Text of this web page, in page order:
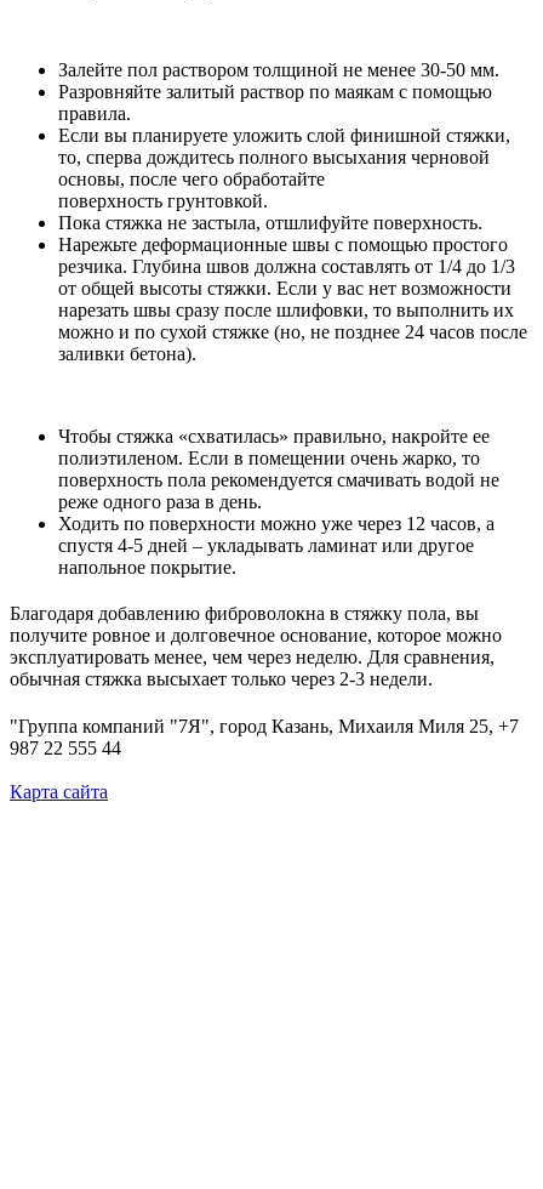
Залейте пол раствором толщиной не менее 30-50 мм.
Разровняйте залитый раствор по маякам с помощью
правила.
Если вы планируете уложить слой финишной стяжки,
то, сперва дождитесь полного высыхания черновой
основы, после чего обработайте
поверхность грунтовкой.
Пока стяжка не застыла, отшлифуйте поверхность.
Нарежьте деформационные швы с помощью простого
резчика. Глубина швов должна составлять от 1/4 до 1/3
от общей высоты стяжки. Если у вас нет возможности
нарезать швы сразу после шлифовки, то выполнить их
можно и по сухой стяжке (но, не позднее 24 часов после
заливки бетона).
Чтобы стяжка «схватилась» правильно, накройте ее
полиэтиленом. Если в помещении очень жарко, то
поверхность пола рекомендуется смачивать водой не
реже одного раза в день.
Ходить по поверхности можно уже через 12 часов, а
спустя 4-5 дней – укладывать ламинат или другое
напольное покрытие.
Благодаря добавлению фиброволокна в стяжку пола, вы
получите ровное и долговечное основание, которое можно
эксплуатировать менее, чем через неделю. Для сравнения,
обычная стяжка высыхает только через 2-3 недели.
"Группа компаний "7Я", город Казань, Михаиля Миля 25, +7
987 22 555 44
Карта сайта